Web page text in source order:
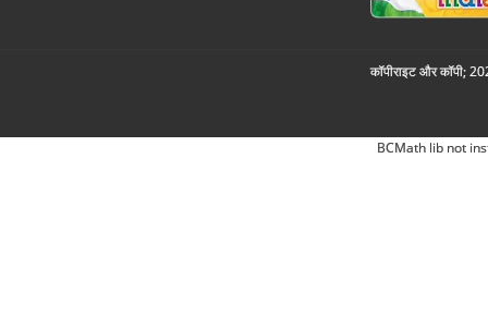
कॉपीराइट और कॉपी;
BCMath lib not